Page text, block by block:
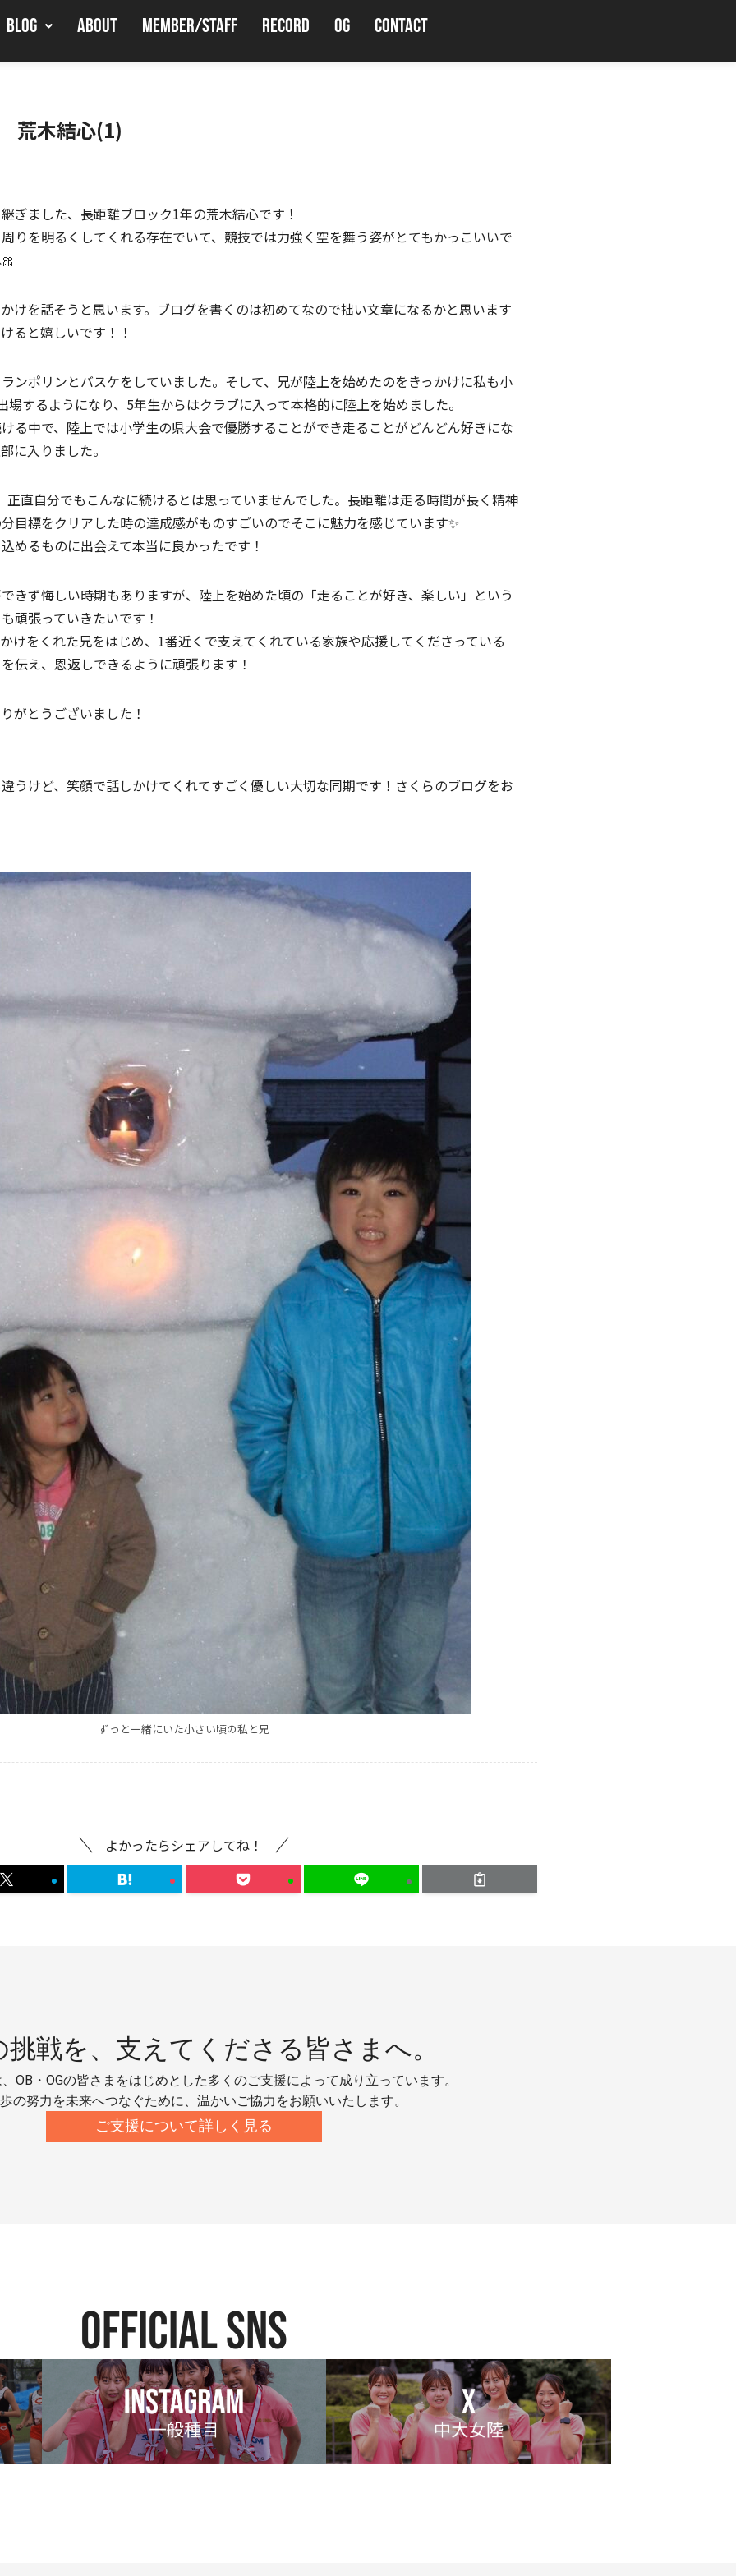
BLOG ABOUT MEMBER/STAFF RECORD OG CONTACT
木結心(1)
ぎました、長距離ブロック1年の荒木結心です！
りを明るくしてくれる存在でいて、競技では力強く空を舞う姿がとてもかっこいいで
けを話そうと思います。ブログを書くのは初めてなので拙い文章になるかと思います
ると嬉しいです！！
ンポリンとバスケをしていました。そして、兄が陸上を始めたのをきっかけに私も小
するようになり、5年生からはクラブに入って本格的に陸上を始めました。
る中で、陸上では小学生の県大会で優勝することができ走ることがどんどん好きにな
に入りました。
正直自分でもこんなに続けるとは思っていませんでした。長距離は走る時間が長く精神
目標をクリアした時の達成感がものすごいのでそこに魅力を感じています✨
めるものに出会えて本当に良かったです！
きず悔しい時期もありますが、陸上を始めた頃の「走ることが好き、楽しい」という
頑張っていきたいです！
けをくれた兄をはじめ、1番近くで支えてくれている家族や応援してくださっている
伝え、恩返しできるように頑張ります！
がとうございました！
うけど、笑顔で話しかけてくれてすごく優しい大切な同期です！さくらのブログをお
ずっと一緒にいた小さい頃の私と兄
よかったらシェアしてね！
戦を、 支えてくださる皆さまへ。
OB・OGの皆さまをはじめとした多くのご支援によって成り立っています。
の努力を未来へつなぐために、温かいご協力をお願いいたします。
ご支援について詳しく見る
official SNS